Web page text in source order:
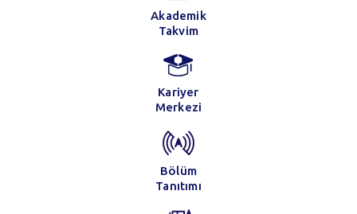
Akademik
Takvim
Kariyer
Merkezi
Bölüm
Tanıtımı